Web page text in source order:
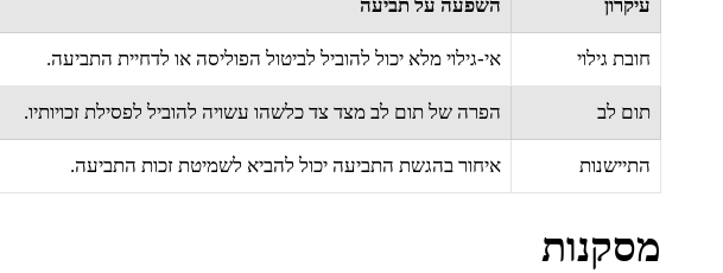
עיקרון השפעה על תביעה
חובת גילוי אי-גילוי מלא יכול להוביל לביטול הפוליסה או לדחיית התביעה.
תום לב הפרה של תום לב מצד צד כלשהו עשויה להוביל לפסילת זכויותיו.
התיישנות איחור בהגשת התביעה יכול להביא לשמיטת זכות התביעה.
מסקנות